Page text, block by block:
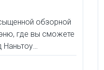
обзорной
где вы сможете
Наньтоу…